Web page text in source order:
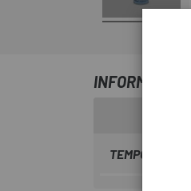
INFORMACIÓ
TEMPORADA